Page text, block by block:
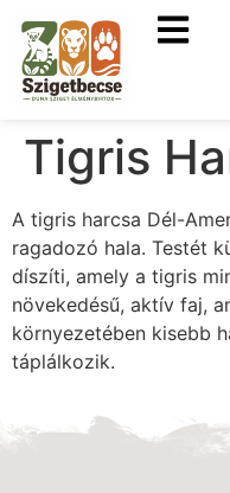
Tigris
A tigris harcsa Dél-
ragadozó hala. Testét
díszíti, amely a tigris
növekedésű, aktív faj,
környezetében kisebb
táplálkozik.